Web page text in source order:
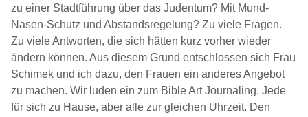
zu einer Stadtführung über das Judentum? Mit Mund-
Nasen-Schutz und Abstandsregelung? Zu viele Fragen.
Zu viele Antworten, die sich hätten kurz vorher wieder
ändern können. Aus diesem Grund entschlossen sich Frau
Schimek und ich dazu, den Frauen ein anderes Angebot
zu machen. Wir luden ein zum Bible Art Journaling. Jede
für sich zu Hause, aber alle zur gleichen Uhrzeit. Den